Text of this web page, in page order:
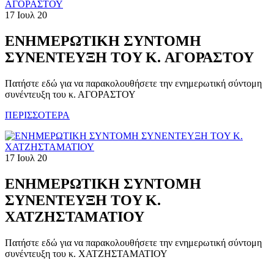
17 Ιουλ 20
ΕΝΗΜΕΡΩΤΙΚH ΣΥΝΤΟΜH
ΣΥΝΕΝΤΕΥΞH TOY K. ΑΓΟΡΑΣΤΟΥ
Πατήστε εδώ για να παρακολουθήσετε την ενημερωτική σύντομη
συνέντευξη του κ. ΑΓΟΡΑΣΤΟΥ
ΠΕΡΙΣΣΟΤΕΡΑ
17 Ιουλ 20
ΕΝΗΜΕΡΩΤΙΚH ΣΥΝΤΟΜH
ΣΥΝΕΝΤΕΥΞH TOY K.
ΧΑΤΖΗΣΤΑΜΑΤΙΟΥ
Πατήστε εδώ για να παρακολουθήσετε την ενημερωτική σύντομη
συνέντευξη του κ. ΧΑΤΖΗΣΤΑΜΑΤΙΟΥ